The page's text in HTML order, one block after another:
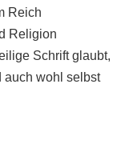
Reich
Religion
Schrift glaubt,
auch wohl selbst